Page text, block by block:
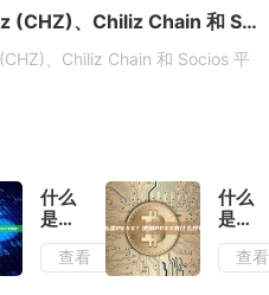
什么是 Chiliz (CHZ)、Chiliz Chain 和 Socios 平台
、Chiliz Chain 和 Socios 平
什么
是
Alchemy
Pay？
Alchemy
查看
什么
是
使用
查看